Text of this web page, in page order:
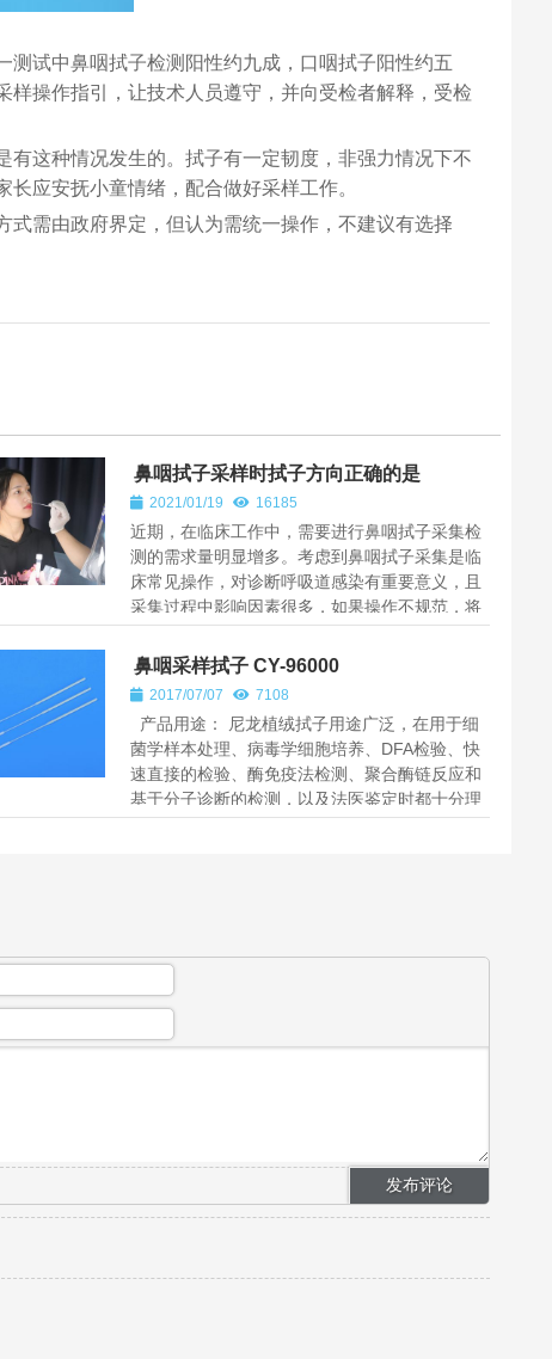
试中鼻咽拭子检测阳性约九成，口咽拭子阳性约五
操作指引，让技术人员遵守，并向受检者解释，受检
这种情况发生的。拭子有一定韧度，非强力情况下不
应安抚小童情绪，配合做好采样工作。
需由政府界定，但认为需统一操作，不建议有选择
鼻咽拭子采样时拭子方向正确的是
2021/01/19 16185
近期，在临床工作中，需要进行鼻咽拭子采集检
测的需求量明显增多。考虑到鼻咽拭子采集是临
床常见操作，对诊断呼吸道感染有重要意义，且
采集过程中影响因素很多，如果操作不规范，将
直接影响检测结果，甚至导致临...
鼻咽采样拭子 CY-96000
2017/07/07 7108
产品用途： 尼龙植绒拭子用途广泛，在用于细
菌学样本处理、病毒学细胞培养、DFA检验、快
速直接的检验、酶免疫法检测、聚合酶链反应和
基于分子诊断的检测，以及法医鉴定时都十分理
想。也可用于流感、猪...